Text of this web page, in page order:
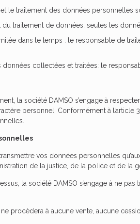
le traitement des données personnelles
traitement de données: seules les
dans le temps : le responsable de
collectées et traitées: le
la société DAMSO s’engage à
personnel. Conformément à
transmettre vos données personnelles
de la justice, de la police et de la
la société DAMSO s’engage à ne
ne procèdera à aucune vente, aucune